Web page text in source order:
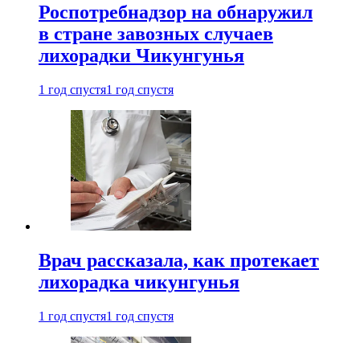
Роспотребнадзор на обнаружил
в стране завозных случаев
лихорадки Чикунгунья
1 год спустя1 год спустя
Врач рассказала, как протекает
лихорадка чикунгунья
1 год спустя1 год спустя